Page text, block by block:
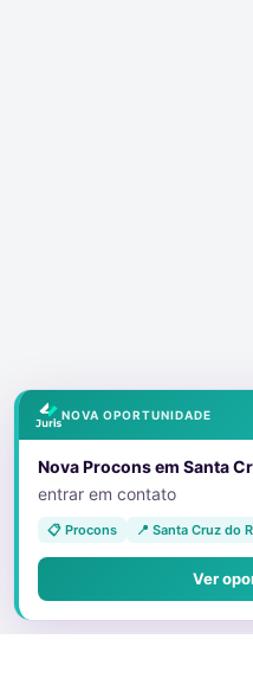
NOVA OPORTUNIDADE
Nova Procons em Santa
entrar em contato
📋 Procons 📍 Santa Cruz do
Ver